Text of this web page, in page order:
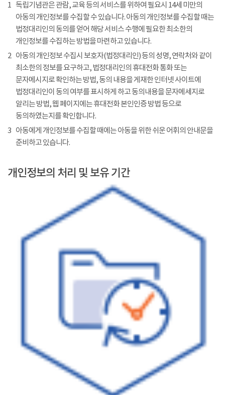
1 독립기념관은 관람, 교육 등의 서비스를 위하여 필요시 14세 미만의
아동의 개인정보를 수집할 수 있습니다. 아동의 개인정보를 수집할 때는
법정대리인의 동의를 얻어 해당 서비스 수행에 필요한 최소한의
개인정보를 수집하는 방법을 마련하고 있습니다.
2 아동의 개인정보 수집시 보호자(법정대리인) 등의 성명, 연락처와 같이
최소한의 정보를 요구하고, 법정대리인의 휴대전화 통화 또는
문자메시지로 확인하는 방법, 동의 내용을 게재한 인터넷 사이트에
법정대리인이 동의 여부를 표시하게 하고 동의내용을 문자메세지로
알리는 방법, 웹 페이지에는 휴대전화 본인인증 방법 등으로
동의하였는지를 확인합니다.
3 아동에게 개인정보를 수집할 때에는 아동을 위한 쉬운 어휘의 안내문을
준비하고 있습니다.
개인정보의 처리 및 보유 기간